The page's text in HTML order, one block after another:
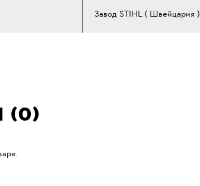
Завод STIHL ( Швейцария )
(0)